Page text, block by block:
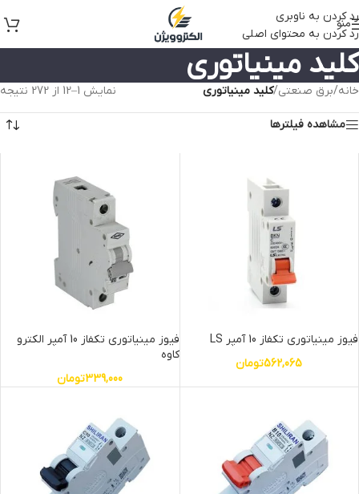
رد کردن به ناوبری
رد کردن به محتوای اصلی
منو
کلید مینیاتوری
خانه/برق صنعتی/کلید مینیاتوری نمایش 1–12 از 272 نتیجه
مشاهده فیلترها
فیوز مینیاتوری تکفاز 10 آمپر LS
562,065تومان
فیوز مینیاتوری تکفاز 10 آمپر الکترو
کاوه
339,000تومان